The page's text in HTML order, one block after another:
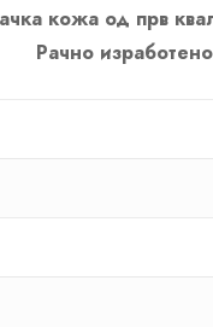
кожа од прв
Рачно